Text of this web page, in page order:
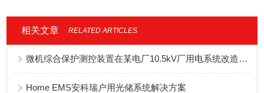
相关文章 RELATED ARTICLES
微机综合保护测控装置在某电厂10.5kV厂用电系统改造中的应用
Home EMS安科瑞户用光储系统解决方案